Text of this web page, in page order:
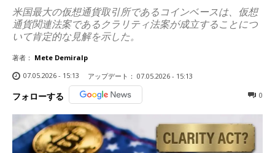
米国最大の仮想通貨取引所であるコインベースは、仮想
通貨関連法案であるクラリティ法案が成立することにつ
いて肯定的な見解を示した。
著者： Mete Demiralp
07.05.2026 - 15:13
アップデート： 07.05.2026 - 15:13
フォローする 0